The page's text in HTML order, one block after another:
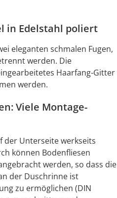
in Edelstahl poliert
eleganten schmalen Fugen,
werden. Die
Haarfang-Gitter
werden.
Viele Montage-
der Unterseite werkseits
können Bodenfliesen
werden, so dass die
der Duschrinne ist
zu ermöglichen (DIN